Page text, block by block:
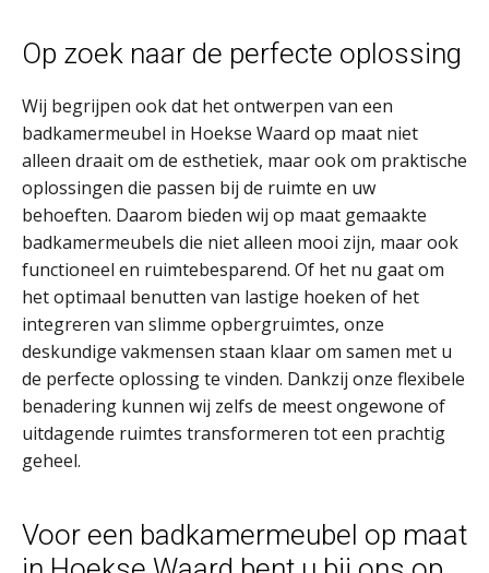
Op zoek naar de perfecte oplossing
Wij begrijpen ook dat het ontwerpen van een
badkamermeubel in Hoekse Waard op maat niet
alleen draait om de esthetiek, maar ook om praktische
oplossingen die passen bij de ruimte en uw
behoeften. Daarom bieden wij op maat gemaakte
badkamermeubels die niet alleen mooi zijn, maar ook
functioneel en ruimtebesparend. Of het nu gaat om
het optimaal benutten van lastige hoeken of het
integreren van slimme opbergruimtes, onze
deskundige vakmensen staan klaar om samen met u
de perfecte oplossing te vinden. Dankzij onze flexibele
benadering kunnen wij zelfs de meest ongewone of
uitdagende ruimtes transformeren tot een prachtig
geheel.
Voor een badkamermeubel op maat